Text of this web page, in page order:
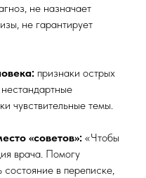
не назначает
не гарантирует
признаки острых
чувствительные темы.
«советов»: «Чтобы
врача. Помогу
в переписке,